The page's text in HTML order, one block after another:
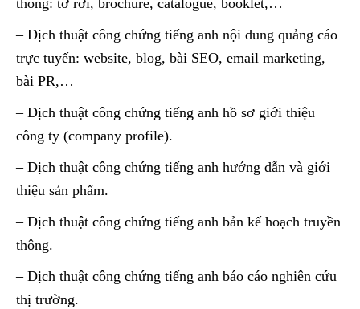
– Dịch thuật công chứng tiếng anh nội dung quảng cáo
trực tuyến: website, blog, bài SEO, email marketing,
bài PR,…
– Dịch thuật công chứng tiếng anh hồ sơ giới thiệu
công ty (company profile).
– Dịch thuật công chứng tiếng anh hướng dẫn và giới
thiệu sản phẩm.
– Dịch thuật công chứng tiếng anh bản kế hoạch truyền
thông.
– Dịch thuật công chứng tiếng anh báo cáo nghiên cứu
thị trường.